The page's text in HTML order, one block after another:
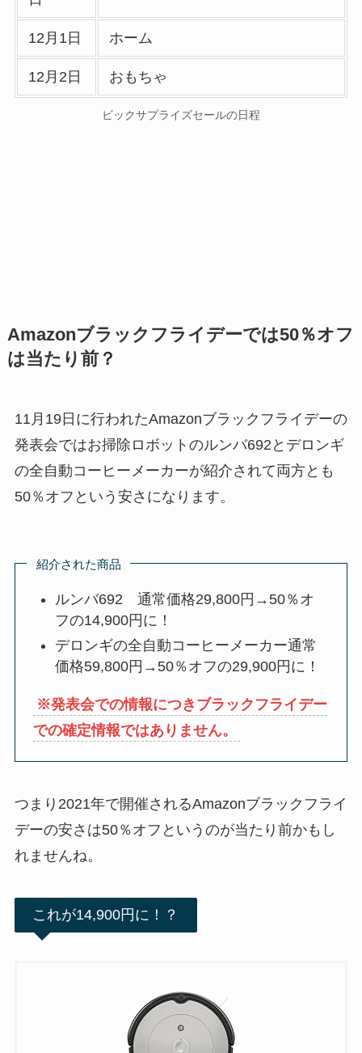
12月1日 ホーム
12月2日 おもちゃ
ビックサプライズセールの日程
Amazonブラックフライデーでは50％オフ
は当たり前？
11月19日に行われたAmazonブラックフライデーの
発表会ではお掃除ロボットのルンバ692とデロンギ
の全自動コーヒーメーカーが紹介されて両方とも
50％オフという安さになります。
紹介された商品
ルンバ692 通常価格29,800円→50％オ
フの14,900円に！
デロンギの全自動コーヒーメーカー通常
価格59,800円→50％オフの29,900円に！
※発表会での情報につきブラックフライデー
での確定情報ではありません。
つまり2021年で開催されるAmazonブラックフライ
デーの安さは50％オフというのが当たり前かもし
れませんね。
これが14,900円に！？